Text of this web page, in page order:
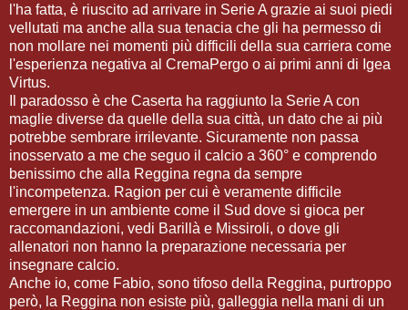
l'ha fatta, è riuscito ad arrivare in Serie A grazie ai suoi piedi
vellutati ma anche alla sua tenacia che gli ha permesso di
non mollare nei momenti più difficili della sua carriera come
l'esperienza negativa al CremaPergo o ai primi anni di Igea
Virtus.
Il paradosso è che Caserta ha raggiunto la Serie A con
maglie diverse da quelle della sua città, un dato che ai più
potrebbe sembrare irrilevante. Sicuramente non passa
inosservato a me che seguo il calcio a 360° e comprendo
benissimo che alla Reggina regna da sempre
l'incompetenza. Ragion per cui è veramente difficile
emergere in un ambiente come il Sud dove si gioca per
raccomandazioni, vedi Barillà e Missiroli, o dove gli
allenatori non hanno la preparazione necessaria per
insegnare calcio.
Anche io, come Fabio, sono tifoso della Reggina, purtroppo
però, la Reggina non esiste più, galleggia nella mani di un